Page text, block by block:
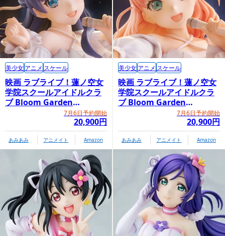
映画 ラブライブ！蓮ノ空女
学院スクールアイドルクラ
ブ Bloom Garden
Party「村野さやか」7月6日予約開始
20,900円
美少女アニメ スケール
あみあみ アニメイト Amazon
映画 ラブライブ！蓮ノ空女
学院スクールアイドルクラ
ブ Bloom Garden
Party「日野下花帆」7月6日予約開始
20,900円
美少女アニメ スケール
あみあみ アニメイト Amazon